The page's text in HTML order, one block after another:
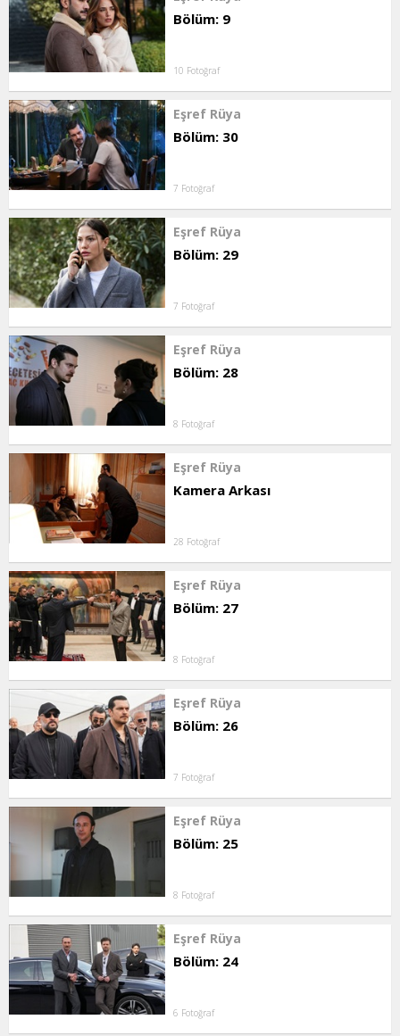
Bölüm: 9
10 Fotoğraf
Eşref Rüya
Bölüm: 30
7 Fotoğraf
Eşref Rüya
Bölüm: 29
7 Fotoğraf
Eşref Rüya
Bölüm: 28
8 Fotoğraf
Eşref Rüya
Kamera Arkası
28 Fotoğraf
Eşref Rüya
Bölüm: 27
8 Fotoğraf
Eşref Rüya
Bölüm: 26
7 Fotoğraf
Eşref Rüya
Bölüm: 25
8 Fotoğraf
Eşref Rüya
Bölüm: 24
6 Fotoğraf